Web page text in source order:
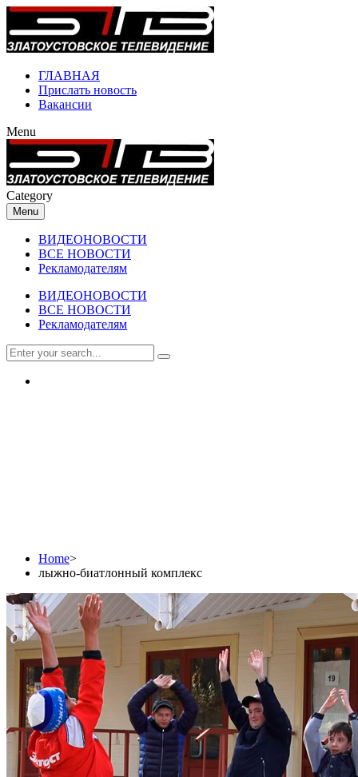
ГЛАВНАЯ
Прислать новость
Вакансии
Menu
Category
Menu
ВИДЕОНОВОСТИ
ВСЕ НОВОСТИ
Рекламодателям
ВИДЕОНОВОСТИ
ВСЕ НОВОСТИ
Рекламодателям
Home>
лыжно-биатлонный комплекс